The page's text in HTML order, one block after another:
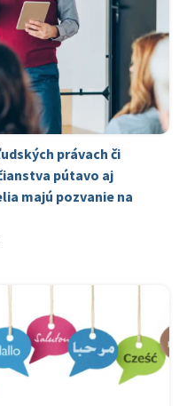
právach či
pútavo aj
majú pozvanie na